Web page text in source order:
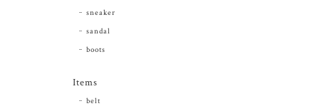
sneaker
sandal
boots
Items
belt